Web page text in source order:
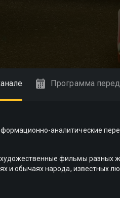
Программа
аналитические
фильмы
и обычаях народа, известных